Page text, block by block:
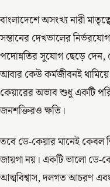
বাংলাদেশে অসংখ্য নারী
সন্তানের দেখভালের
পদোন্নতির সুযোগ ছেড়ে দেন,
আবার কেউ কর্মজীবনই
কেয়ারের অভাব শুধু একটি
জনশক্তিরও ক্ষতি।
তবে ডে-কেয়ার মানেই
জায়গা নয়। একটি ভালো ডে-
আত্মবিশ্বাস, দলগত আচরণ